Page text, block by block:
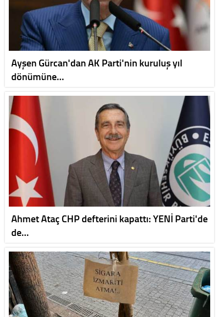
Ayşen Gürcan'dan AK Parti'nin kuruluş yıl
dönümüne…
Ahmet Ataç CHP defterini kapattı: YENİ Parti'de
de…